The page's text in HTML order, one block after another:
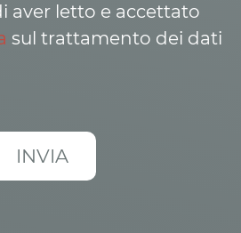
aver letto e accettato
sul trattamento dei dati